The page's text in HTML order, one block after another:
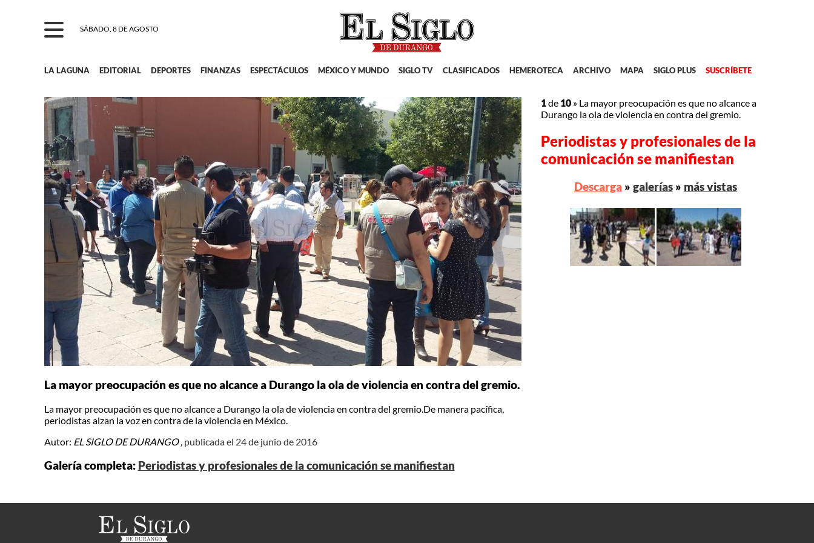
SÁBADO, 8 DE AGOSTO
LA LAGUNA EDITORIAL DEPORTES FINANZAS ESPECTÁCULOS MÉXICO Y MUNDO SIGLO TV CLASIFICADOS HEMEROTECA ARCHIVO MAPA SIGLO PLUS SUSCRÍBETE
La mayor preocupación es que no alcance a Durango la ola de violencia en contra del gremio.
La mayor preocupación es que no alcance a Durango la ola de violencia en contra del gremio.De manera pacífica,
periodistas alzan la voz en contra de la violencia en México.
Autor: EL SIGLO DE DURANGO , publicada el 24 de junio de 2016
Galería completa: Periodistas y profesionales de la comunicación se manifiestan
1de 10 » La mayor preocupación es que no alcance a
Durango la ola de violencia en contra del gremio.
Periodistas y profesionales de la
comunicación se manifiestan
Descarga» galerías» más vistas